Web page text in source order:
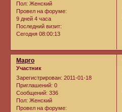
Пол: Женский
Провел на форуме:
9 дней 4 часа
Последний визит:
Сегодня 08:00:13
Марго
Участник
Зарегистрирован: 2011-01-18
Приглашений: 0
Сообщений: 336
Пол: Женский
Провел на форуме: